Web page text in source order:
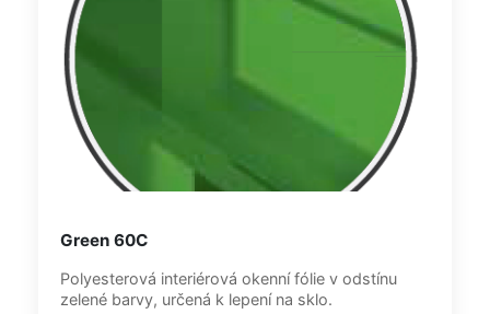
Green 60C
Polyesterová interiérová okenní fólie v odstínu
zelené barvy, určená k lepení na sklo.